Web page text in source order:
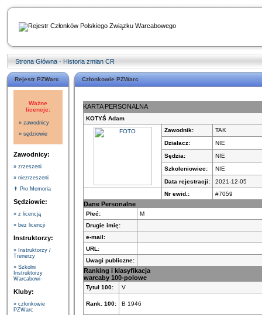
Strona Główna · Historia zmian CR
Rejestr PZWarc
Ważne
licencje:
» zawodnicy
» sędziowie
Zawodnicy:
» zrzeszeni
» niezrzeszeni
✝ Pro Memoria
Sędziowie:
» z licencją
» bez licencji
Instruktorzy:
» Instruktorzy /
Trenerzy
» Szkolni
Instruktorzy
Warcabowi
Kluby:
» członkowie
PZWarc
Członkowie PZWarc
KARTA PERSONALNA
KOTYŚ Adam
Zawodnik:
TAK
Działacz:
NIE
Sędzia:
NIE
Szkoleniowiec:
NIE
Data rejestracji:
2021-12-05
Nr ewid.:
#7059
Dane Personalne
Płeć:
M
Drugie imię:
e-mail:
URL:
Uwagi publiczne:
Ranking i klasyfikacja
warcaby 100-polowe
Tytuł 100: V
Rank. 100: B 1946